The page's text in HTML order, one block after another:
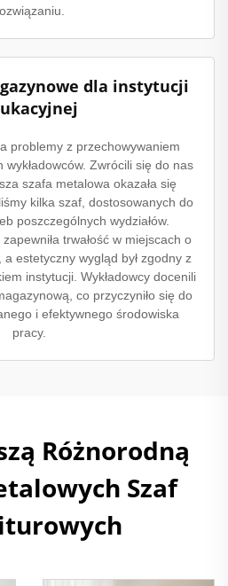
dla instytucji
problemy z przechowywaniem
Zwrócili się do nas
szafa metalowa okazała się
kilka szaf, dostosowanych do
poszczególnych wydziałów.
trwałość w miejscach o
estetyczny wygląd był zgodny z
instytucji. Wykładowcy docenili
co przyczyniło się do
i efektywnego środowiska
pracy.
Różnorodną
Szaf